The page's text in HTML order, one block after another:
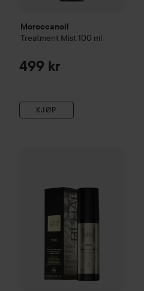
Moroccanoil
Treatment Mist 100 ml
499 kr
KJØP